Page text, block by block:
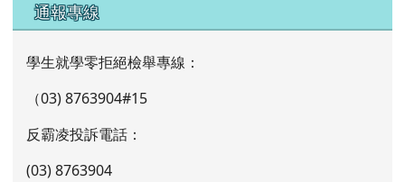
通報專線
學生就學零拒絕檢舉專線：
（03) 8763904#15
反霸凌投訴電話：
(03) 8763904